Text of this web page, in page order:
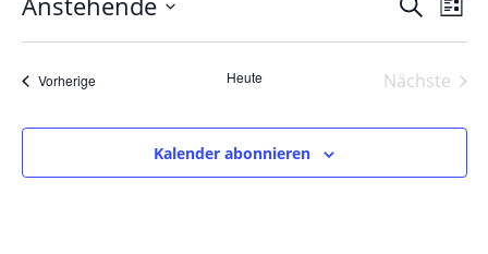
Suche
und
SucheListe
Datum
wählen.
VorherigeVeranstaltungen Heute
Nächste
Kalender abonnieren